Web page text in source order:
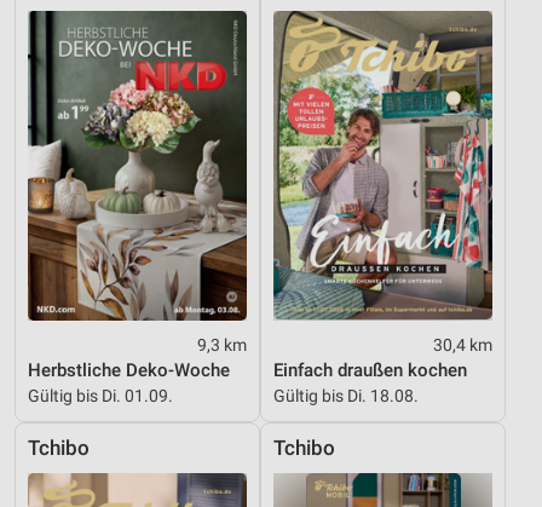
9,3 km
Herbstliche Deko-Woche
Gültig bis Di. 01.09.
30,4 km
Einfach draußen kochen
Gültig bis Di. 18.08.
Tchibo Tchibo